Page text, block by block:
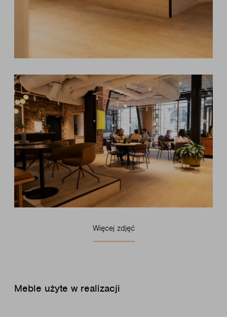
Więcej zdjęć
Meble użyte w realizacji